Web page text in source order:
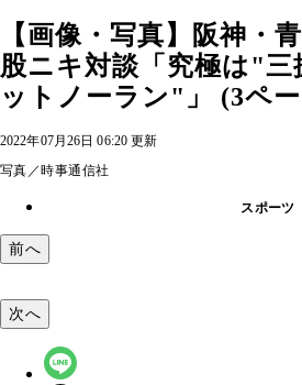
【画像・写真】阪神・
股ニキ対談「究極は"三
ットノーラン"」 (3ペ
2022年07月26日 06:20 更新
写真／時事通信社
スポーツ
前へ
次へ